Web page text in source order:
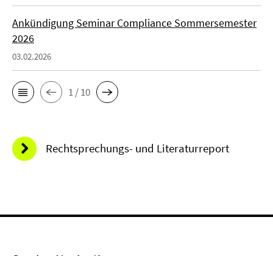
Ankündigung Seminar Compliance Sommersemester
2026
03.02.2026
1 / 10
Rechtsprechungs- und Literaturreport